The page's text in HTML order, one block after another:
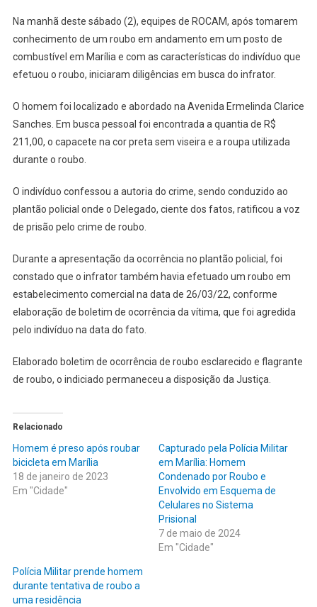
Na manhã deste sábado (2), equipes de ROCAM, após tomarem
conhecimento de um roubo em andamento em um posto de
combustível em Marília e com as características do indivíduo que
efetuou o roubo, iniciaram diligências em busca do infrator.
O homem foi localizado e abordado na Avenida Ermelinda Clarice
Sanches. Em busca pessoal foi encontrada a quantia de R$
211,00, o capacete na cor preta sem viseira e a roupa utilizada
durante o roubo.
O indivíduo confessou a autoria do crime, sendo conduzido ao
plantão policial onde o Delegado, ciente dos fatos, ratificou a voz
de prisão pelo crime de roubo.
Durante a apresentação da ocorrência no plantão policial, foi
constado que o infrator também havia efetuado um roubo em
estabelecimento comercial na data de 26/03/22, conforme
elaboração de boletim de ocorrência da vítima, que foi agredida
pelo indivíduo na data do fato.
Elaborado boletim de ocorrência de roubo esclarecido e flagrante
de roubo, o indiciado permaneceu a disposição da Justiça.
Relacionado
Homem é preso após roubar
bicicleta em Marília
18 de janeiro de 2023
Em "Cidade"
Capturado pela Polícia Militar
em Marília: Homem
Condenado por Roubo e
Envolvido em Esquema de
Celulares no Sistema
Prisional
7 de maio de 2024
Em "Cidade"
Polícia Militar prende homem
durante tentativa de roubo a
uma residência